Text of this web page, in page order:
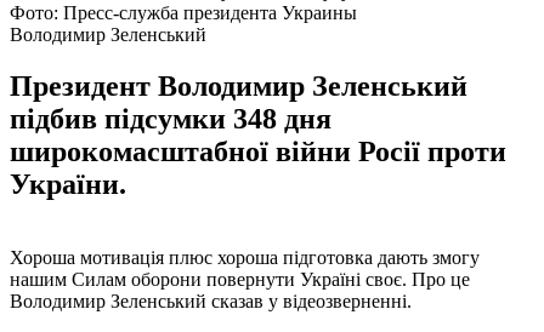
Фото: Пресс-служба президента Украины
Володимир Зеленський
Президент Володимир Зеленський
підбив підсумки 348 дня
широкомасштабної війни Росії проти
України.
Хороша мотивація плюс хороша підготовка дають змогу
нашим Силам оборони повернути Україні своє. Про це
Володимир Зеленський сказав у відеозверненні.